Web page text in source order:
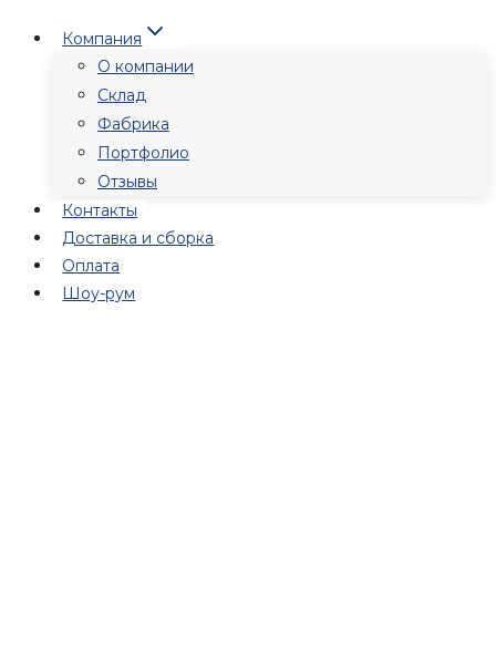
Перейти
содержимому
Компания
О компании
Склад
Фабрика
Портфолио
Отзывы
Контакты
Доставка и сборка
Оплата
Шоу-рум